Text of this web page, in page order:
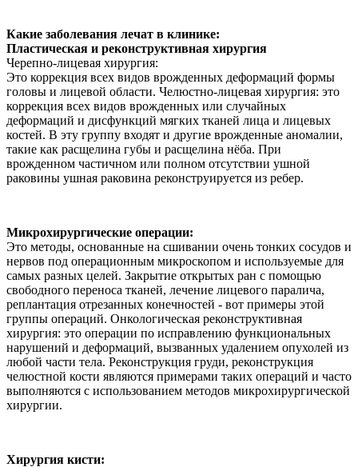
Какие заболевания лечат в клинике:
Пластическая и реконструктивная хирургия
Черепно-лицевая хирургия:
Это коррекция всех видов врожденных деформаций формы
головы и лицевой области. Челюстно-лицевая хирургия: это
коррекция всех видов врожденных или случайных
деформаций и дисфункций мягких тканей лица и лицевых
костей. В эту группу входят и другие врожденные аномалии,
такие как расщелина губы и расщелина нёба. При
врожденном частичном или полном отсутствии ушной
раковины ушная раковина реконструируется из ребер.
Микрохирургические операции:
Это методы, основанные на сшивании очень тонких сосудов и
нервов под операционным микроскопом и используемые для
самых разных целей. Закрытие открытых ран с помощью
свободного переноса тканей, лечение лицевого паралича,
реплантация отрезанных конечностей - вот примеры этой
группы операций. Онкологическая реконструктивная
хирургия: это операции по исправлению функциональных
нарушений и деформаций, вызванных удалением опухолей из
любой части тела. Реконструкция груди, реконструкция
челюстной кости являются примерами таких операций и часто
выполняются с использованием методов микрохирургической
хирургии.
Хирургия кисти: